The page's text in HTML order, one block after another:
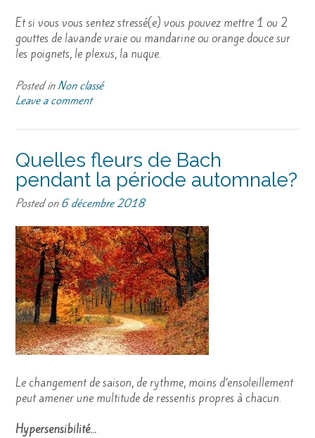
Et si vous vous sentez stressé(e) vous pouvez mettre 1 ou 2
gouttes de lavande vraie ou mandarine ou orange douce sur
les poignets, le plexus, la nuque.
Posted inNon classé
Leave a comment
Quelles fleurs de Bach
pendant la période automnale?
Posted on6 décembre 2018
Le changement de saison, de rythme, moins d’ensoleillement
peut amener une multitude de ressentis propres à chacun.
Hypersensibilité…